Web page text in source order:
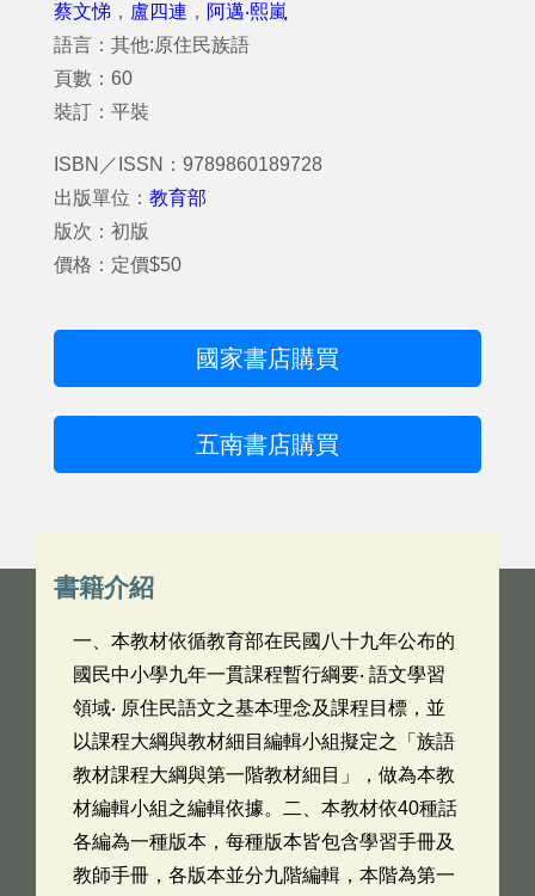
蔡文悌 ， 盧四連 ， 阿邁‧熙嵐
語言：其他:原住民族語
頁數：60
裝訂：平裝
ISBN／ISSN：9789860189728
出版單位： 教育部
版次：初版
價格：定價$50
國家書店購買
五南書店購買
書籍介紹
一、本教材依循教育部在民國八十九年公布的
國民中小學九年一貫課程暫行綱要‧ 語文學習
領域‧ 原住民語文之基本理念及課程目標，並
以課程大綱與教材細目編輯小組擬定之「族語
教材課程大綱與第一階教材細目」，做為本教
材編輯小組之編輯依據。二、本教材依40種話
各編為一種版本，每種版本皆包含學習手冊及
教師手冊，各版本並分九階編輯，本階為第一